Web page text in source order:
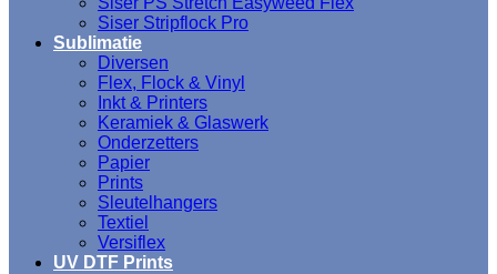
Siser Stripflock Pro
Sublimatie
Diversen
Flex, Flock & Vinyl
Inkt & Printers
Keramiek & Glaswerk
Onderzetters
Papier
Prints
Sleutelhangers
Textiel
Versiflex
UV DTF Prints